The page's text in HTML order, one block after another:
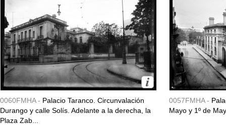
0060FMHA - Palacio Taranco. Circunvalación
Durango y calle Solís. Adelante a la derecha, la
Plaza Zab...
0057FMHA -
Mayo y 1º de